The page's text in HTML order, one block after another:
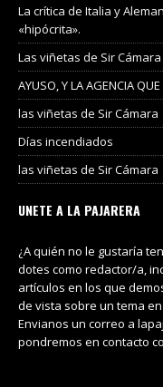
La crítica de Italia y
«hipócrita».
Las viñetas de Sir Cámara
AYUSO, Y LA AGENCIA
las viñetas de Sir Cámara
Días incendiados
las viñetas de Sir Cámara
UNETE A LA PAJARERA
¿A quién no le gustaría
dotes como redactor/a,
artículos en los que
de vista sobre un tema
Envianos un correo a
pondremos en contacto